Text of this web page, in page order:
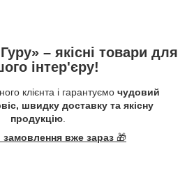
» – якісні товари для
інтер'єру!
клієнта і гарантуємо чудовий
швидку доставку та якісну
продукцію.
замовлення вже зараз 🎁